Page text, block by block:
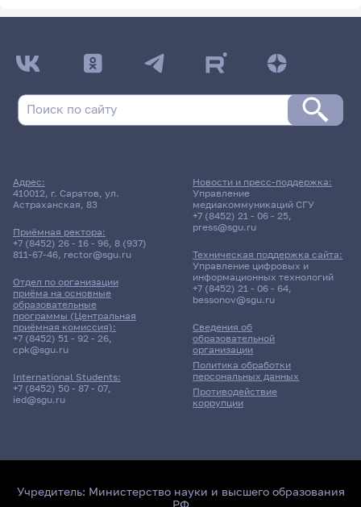
Адрес:
410012, г. Саратов, ул.
Астраханская, 83
Приёмная ректора:
+7 (8452) 26 - 16 - 96, 8 (937)
811-67-46, rector@sgu.ru
Отдел по организации
приёма на основные
образовательные
программы (Центральная
приёмная комиссия):
+7 (8452) 51 - 92 - 26,
cpk@sgu.ru
International Students:
+7 (8452) 50 - 87 - 07,
ied@sgu.ru
Сведения об
образовательной
организации
Политика обработки
персональных данных
Противодействие
коррупции
Новости и пресс-поддержка:
Управление
медиакоммуникаций СГУ
+7 (8452) 21 - 06 - 25,
press@sgu.ru
Техническая поддержка сайта:
Управление цифровых и
информационных технологий
+7 (8452) 21 - 06 - 64,
bessonov@sgu.ru
Учредитель: Министерство науки и высшего образования
РФ